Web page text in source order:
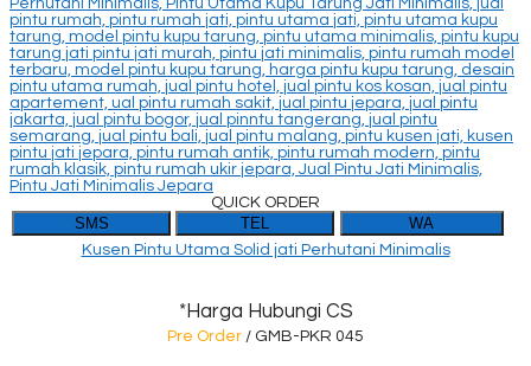
QUICK ORDER
SMS TEL WA
Kusen Pintu Utama Solid jati Perhutani Minimalis
*Harga Hubungi CS
Pre Order / GMB-PKR 045